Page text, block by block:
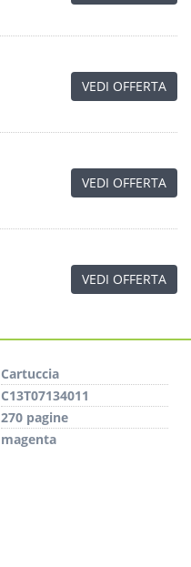
VEDI OFFERTA
VEDI OFFERTA
VEDI OFFERTA
Cartuccia
C13T07134011
270 pagine
magenta